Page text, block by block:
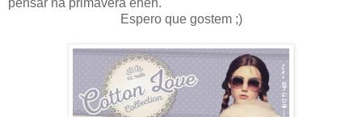
pensar na primavera eheh.
Espero que gostem ;)